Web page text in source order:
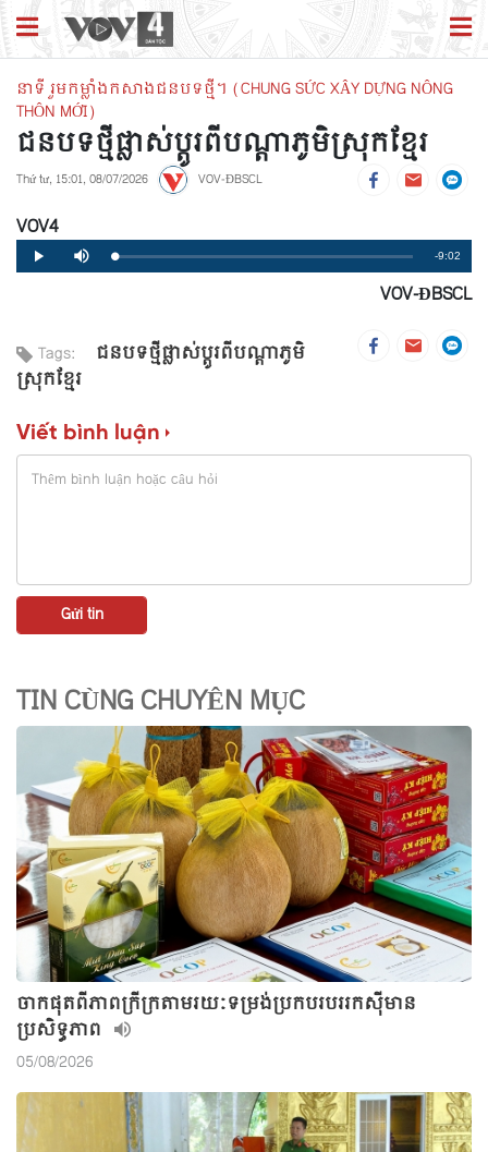
នាទី រួមកម្លាំងកសាងជនបទថ្មី។ (CHUNG SỨC XÂY DỰNG NÔNG
THÔN MỚI)
ជនបទថ្មីផ្លាស់ប្តូរពីបណ្តាភូមិស្រុកខ្មែរ
Thứ tư, 15:01, 08/07/2026 VOV-ĐBSCL
VOV4
Play Mute Loaded:
0%
Progress:
0%
Remaining
Time
-9:02
VOV-ĐBSCL
Tags:
ជនបទថ្មីផ្លាស់ប្តូរពីបណ្តាភូមិ
ស្រុកខ្មែរ
Viết bình luận
TIN CÙNG CHUYÊN MỤC
ចាកផុតពីភាពក្រីក្រតាមរយៈទម្រង់ប្រកបរបររកស៊ីមាន
ប្រសិទ្ធភាព
05/08/2026